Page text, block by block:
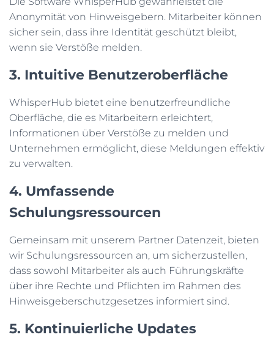
Anonymität von Hinweisgebern. Mitarbeiter können
sicher sein, dass ihre Identität geschützt bleibt,
wenn sie Verstöße melden.
3. Intuitive Benutzeroberfläche
WhisperHub bietet eine benutzerfreundliche
Oberfläche, die es Mitarbeitern erleichtert,
Informationen über Verstöße zu melden und
Unternehmen ermöglicht, diese Meldungen effektiv
zu verwalten.
4. Umfassende
Schulungsressourcen
Gemeinsam mit unserem Partner Datenzeit, bieten
wir Schulungsressourcen an, um sicherzustellen,
dass sowohl Mitarbeiter als auch Führungskräfte
über ihre Rechte und Pflichten im Rahmen des
Hinweisgeberschutzgesetzes informiert sind.
5. Kontinuierliche Updates